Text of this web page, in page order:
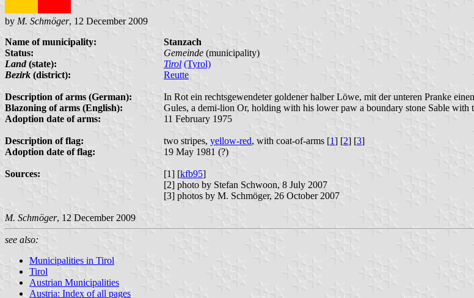
by M. Schmöger, 12 December 2009
Name of municipality:
Stanzach
Status:
Gemeinde (municipality)
Land(state): Tirol (Tyrol)
Bezirk (district): Reutte
Description of arms (German): In Rot ein rechtsgewendeter goldener halber Löwe, mit der unteren Pranke
Blazoning of arms (English):
Gules, a demi-lion Or, holding with his lower paw a boundary stone Sable with
Adoption date of arms:
11 February 1975
Description of flag: two stripes, yellow-red, with coat-of-arms [1] [2] [3]
Adoption date of flag:
19 May 1981 (?)
Sources: [1] [kfb95]
[2] photo by Stefan Schwoon, 8 July 2007
[3] photos by M. Schmöger, 26 October 2007
M. Schmöger, 12 December 2009
see also:
Municipalities in Tirol
Tirol
Austrian Municipalities
Austria: Index of all pages